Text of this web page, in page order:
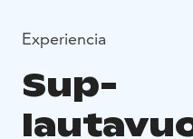
Experiencia
Sup-